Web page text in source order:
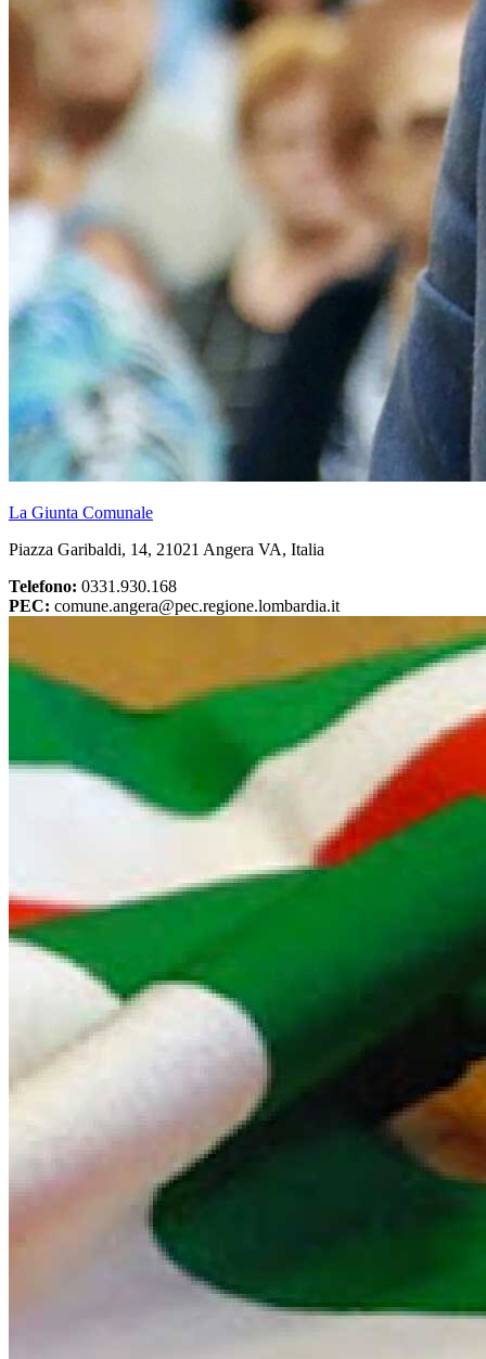
La Giunta Comunale
Piazza Garibaldi, 14, 21021 Angera VA, Italia
Telefono: 0331.930.168
PEC: comune.angera@pec.regione.lombardia.it